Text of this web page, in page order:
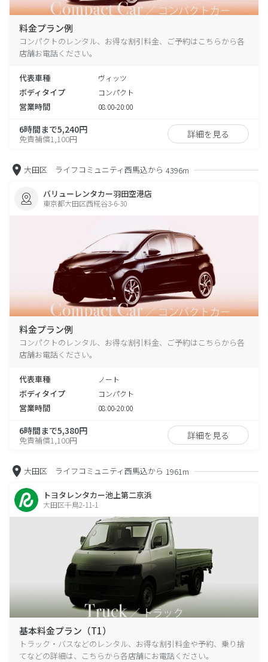
料金プラン例
コンパクトのレンタル、お得な割引料金、ご予約はこちらから各
店舗お電話ください。
代表車種 ヴィッツ
ボディタイプ コンパクト
営業時間 08:00-20:00
6時間まで5,240円
免責補償1,100円 詳細を見る
大田区 ライフコミュニティ西馬込から 4396m
バリューレンタカー羽田空港店
東京都大田区西糀谷3-6-30
料金プラン例
コンパクトのレンタル、お得な割引料金、ご予約はこちらから各
店舗お電話ください。
代表車種 ノート
ボディタイプ コンパクト
営業時間 08:00-20:00
6時間まで5,380円
免責補償1,100円 詳細を見る
大田区 ライフコミュニティ西馬込から 1961m
トヨタレンタカー池上第二京浜
大田区千鳥2-11-1
基本料金プラン（T1）
トラック・バスなどのレンタル、お得な割引料金や予約、乗り捨
てなどの詳細は、こちらから各店舗にお電話ください。